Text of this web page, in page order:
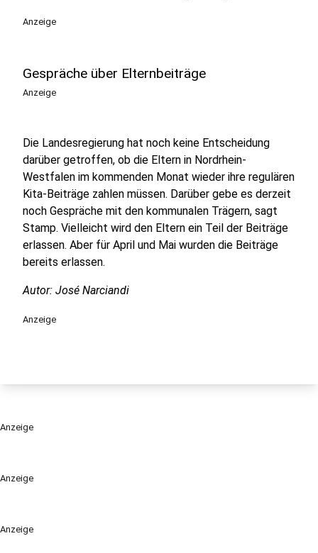
Anzeige
Anzeige
Anzeige
Gespräche über Elternbeiträge
Anzeige
Die Landesregierung hat noch keine Entscheidung
darüber getroffen, ob die Eltern in Nordrhein-
Westfalen im kommenden Monat wieder ihre regulären
Kita-Beiträge zahlen müssen. Darüber gebe es derzeit
noch Gespräche mit den kommunalen Trägern, sagt
Stamp. Vielleicht wird den Eltern ein Teil der Beiträge
erlassen. Aber für April und Mai wurden die Beiträge
bereits erlassen.
Autor: José Narciandi
Anzeige
Anzeige